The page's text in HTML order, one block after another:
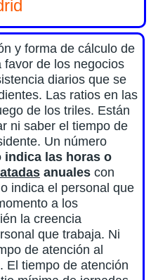
y forma de cálculo de
favor de los negocios
diarios que se
Las ratios en las
de los triles. Están
ni saber el tiempo de
Un número
indica las horas o
anualescon
indica el personal que
a los
la creencia
que trabaja. Ni
de atención al
El tiempo de atención